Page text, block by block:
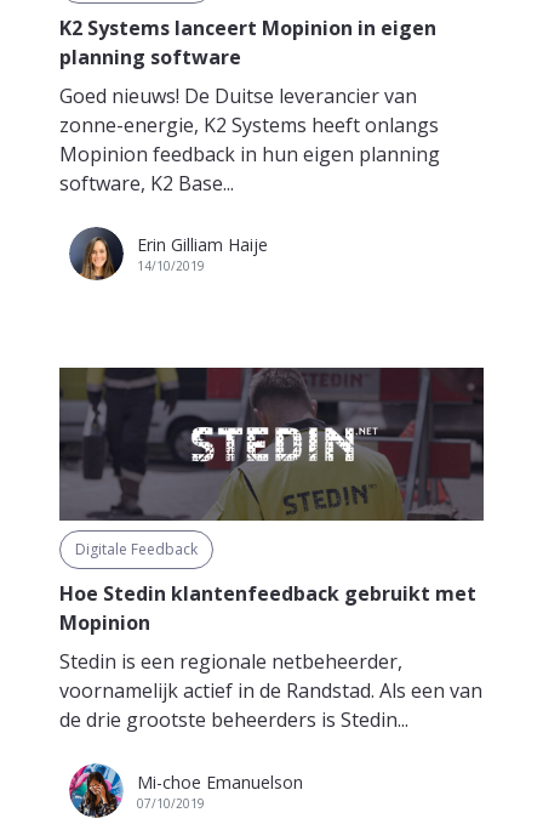
K2 Systems lanceert Mopinion in eigen
planning software
Goed nieuws! De Duitse leverancier van
zonne-energie, K2 Systems heeft onlangs
Mopinion feedback in hun eigen planning
software, K2 Base...
Erin Gilliam Haije
14/10/2019
Digitale Feedback
Hoe Stedin klantenfeedback gebruikt met
Mopinion
Stedin is een regionale netbeheerder,
voornamelijk actief in de Randstad. Als een van
de drie grootste beheerders is Stedin...
Mi-choe Emanuelson
07/10/2019